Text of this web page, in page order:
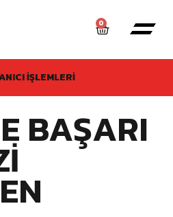
0
İŞLEMLERI
BAŞARI